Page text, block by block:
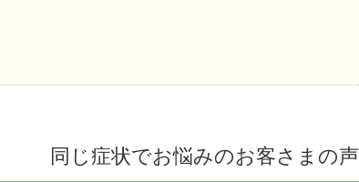
同じ症状でお悩みのお客さまの声